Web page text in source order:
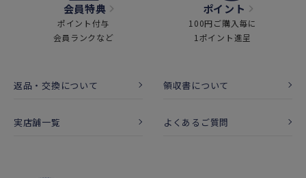
会員特典
ポイント付与
会員ランクなど
ポイント
100円ご購入毎に
1ポイント進呈
返品・交換について 領収書について
実店舗一覧 よくあるご質問